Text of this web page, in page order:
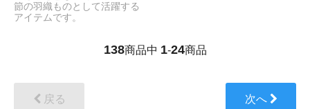
節の羽織ものとして活躍する
アイテムです。
138商品中 1-24商品
戻る 次へ